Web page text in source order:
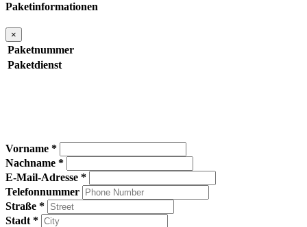
Paketinformationen
×
Paketnummer
Paketdienst
Vorname *
Nachname *
E-Mail-Adresse *
Telefonnummer
Straße *
Stadt *